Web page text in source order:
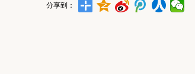
分享到：